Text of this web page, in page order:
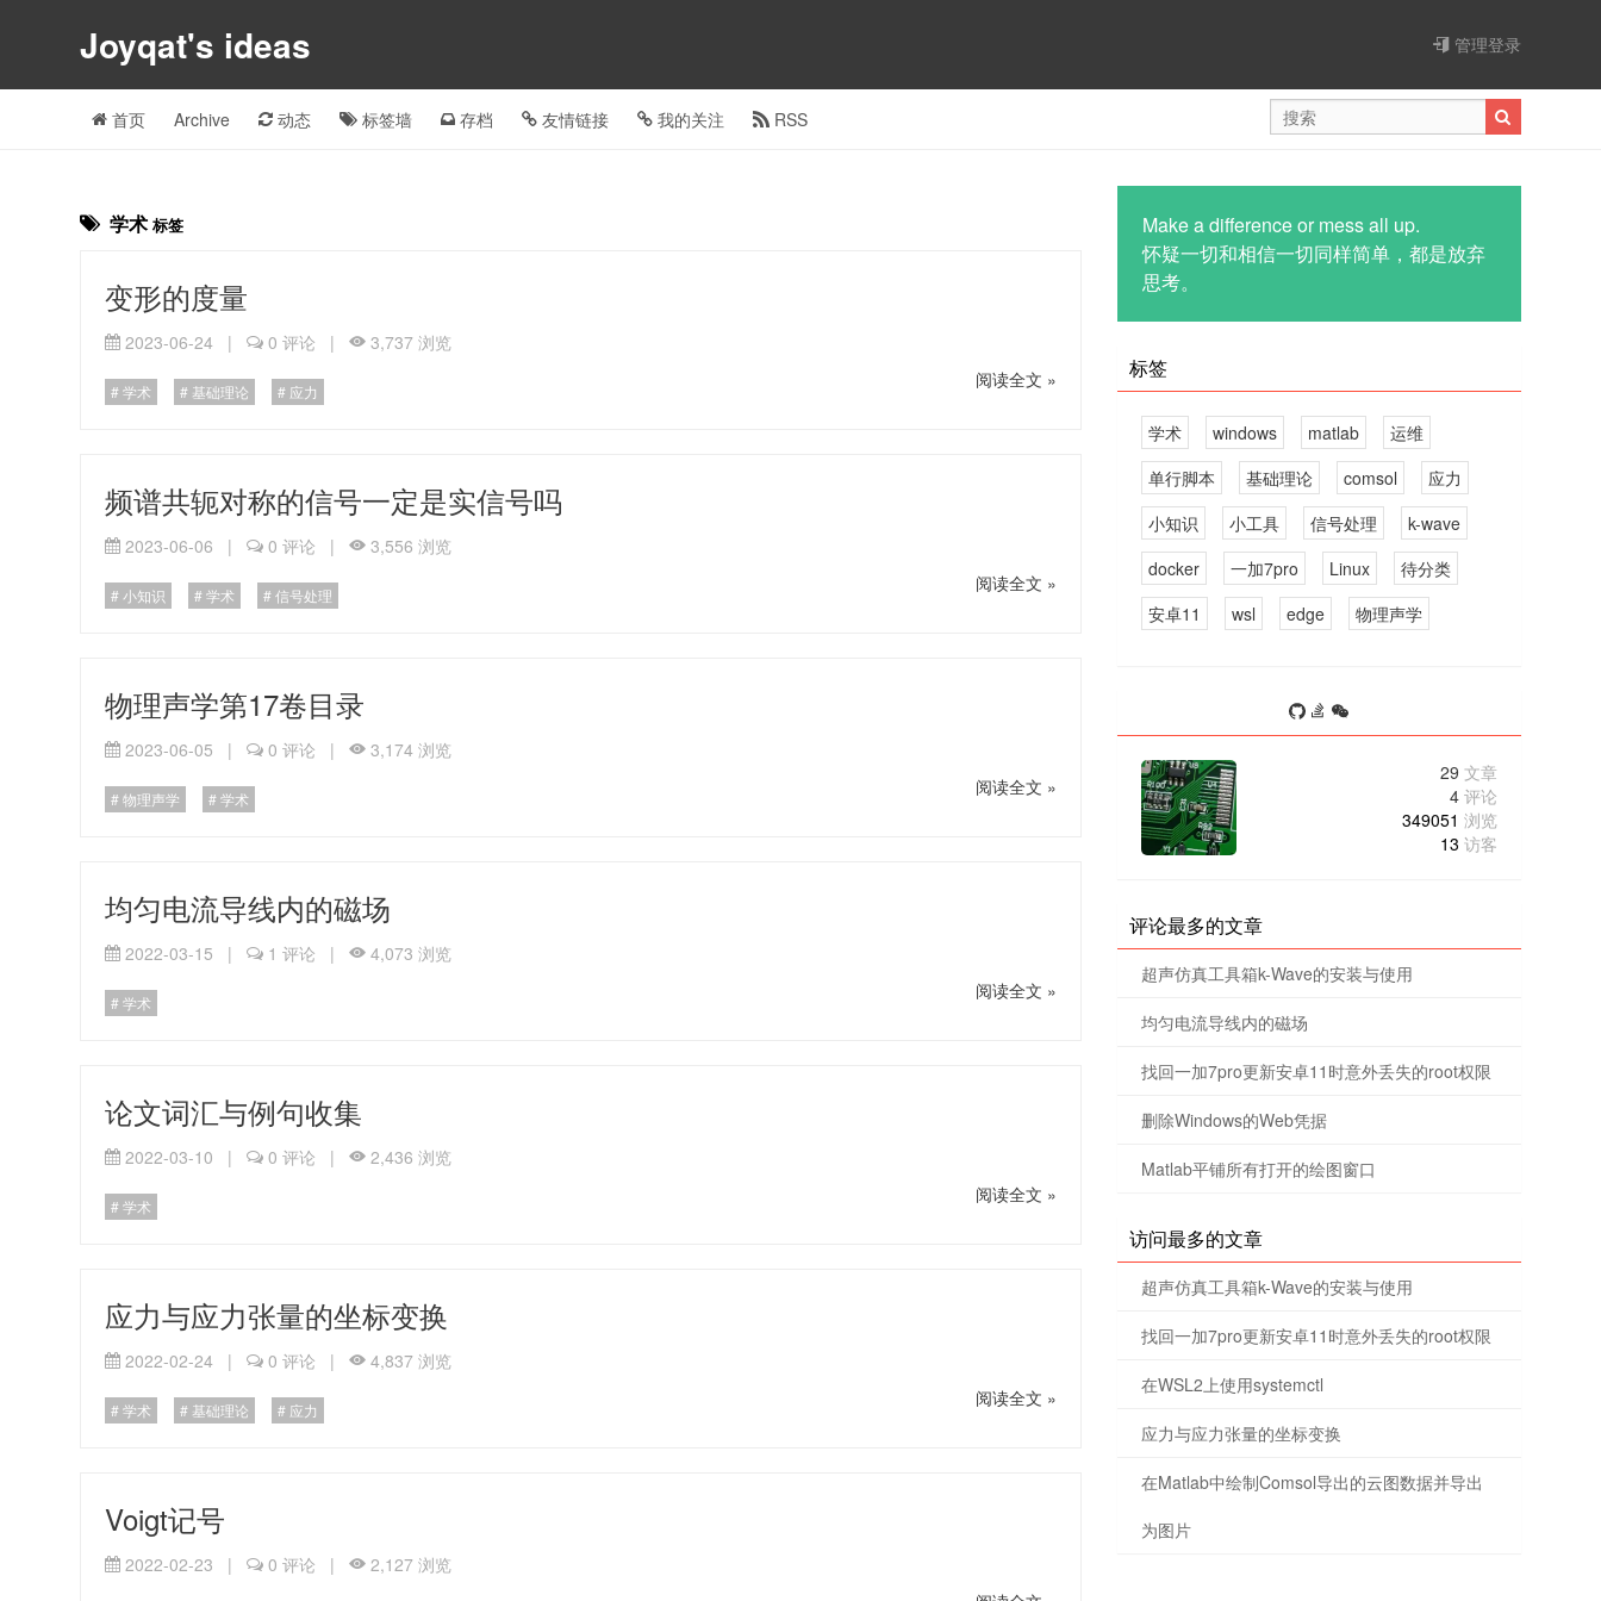
Joyqat's ideas 管理登录
首页 Archive 动态 标签墙 存档 友情链接 我的关注 RSS
学术标签
变形的度量
2023-06-24 | 0 评论 | 3,737 浏览
学术 基础理论 应力
阅读全文 »
频谱共轭对称的信号一定是实信号吗
2023-06-06 | 0 评论 | 3,556 浏览
小知识 学术 信号处理
阅读全文 »
物理声学第17卷目录
2023-06-05 | 0 评论 | 3,174 浏览
物理声学 学术
阅读全文 »
均匀电流导线内的磁场
2022-03-15 | 1 评论 | 4,073 浏览
学术
阅读全文 »
论文词汇与例句收集
2022-03-10 | 0 评论 | 2,436 浏览
学术
阅读全文 »
应力与应力张量的坐标变换
2022-02-24 | 0 评论 | 4,837 浏览
学术 基础理论 应力
阅读全文 »
Voigt记号
2022-02-23 | 0 评论 |
2,127 浏览
Make a difference or mess all up.
怀疑一切和相信一切同样简单，都是放弃
思考。
标签
学术 windows matlab
运维
单行脚本
基础理论 comsol
应力
小知识
小工具 信号处理
k-wave
docker
一加7pro Linux
待分类
安卓11
wsl edge 物理声学
29 文章
4 评论
349051 浏览
13 访客
评论最多的文章
超声仿真工具箱k-Wave的安装与使用
均匀电流导线内的磁场
找回一加7pro更新安卓11时意外丢失的root权限
删除Windows的Web凭据
Matlab平铺所有打开的绘图窗口
访问最多的文章
超声仿真工具箱k-Wave的安装与使用
找回一加7pro更新安卓11时意外丢失的root权限
在WSL2上使用systemctl
应力与应力张量的坐标变换
在Matlab中绘制Comsol导出的云图数据并导出
为图片